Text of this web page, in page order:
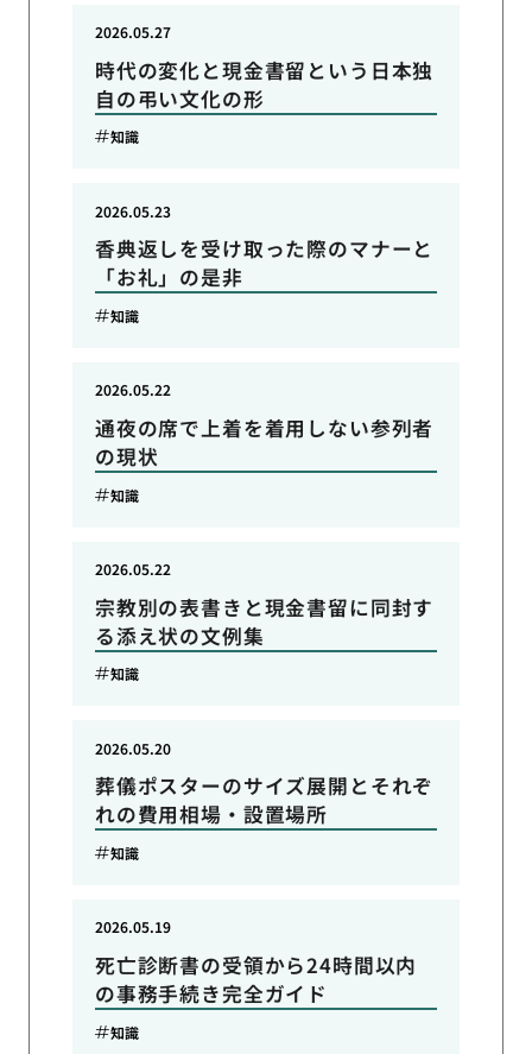
時代の変化と現金書留という日本独
自の弔い文化の形
2026.05.27
知識
香典返しを受け取った際のマナーと
「お礼」の是非
2026.05.23
知識
通夜の席で上着を着用しない参列者
の現状
2026.05.22
知識
宗教別の表書きと現金書留に同封す
る添え状の文例集
2026.05.22
知識
葬儀ポスターのサイズ展開とそれぞ
れの費用相場・設置場所
2026.05.20
知識
死亡診断書の受領から24時間以内
の事務手続き完全ガイド
2026.05.19
知識